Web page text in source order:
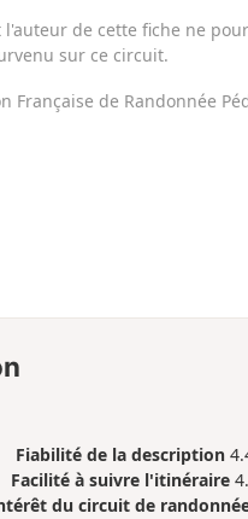
de cette fiche ne
sur ce circuit.
Française de Randonnée
Fiabilité de la description
Facilité à suivre l'itinéraire
du circuit de